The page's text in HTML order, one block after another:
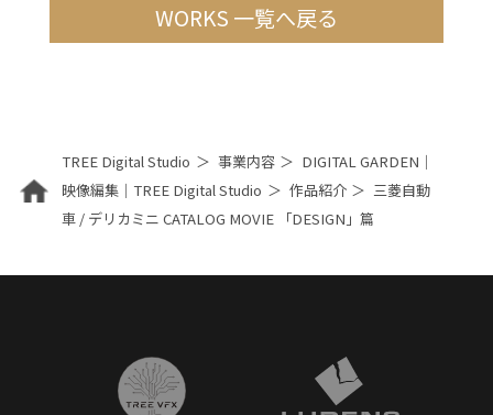
WORKS 一覧へ戻る
TREE Digital Studio 事業内容
DIGITAL GARDEN｜
映像編集｜TREE Digital Studio
作品紹介
三菱自動
車 / デリカミニ CATALOG MOVIE 「DESIGN」篇